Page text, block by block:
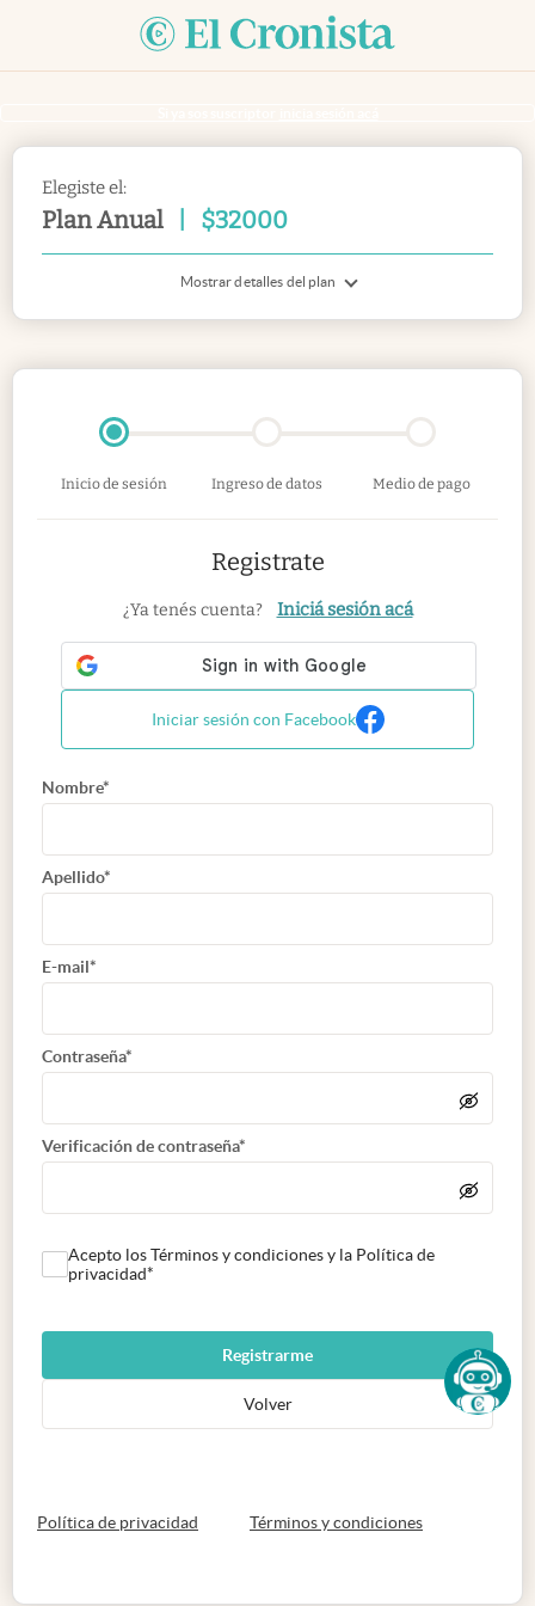
Elegiste el:
Plan Anual $32000
Mostrar detalles del plan
Inicio de sesión Ingreso de datos Medio de pago
Registrate
¿Ya tenés cuenta? Iniciá sesión acá
Iniciar sesión con Facebook
Nombre*
Apellido*
E-mail*
Contraseña*
Verificación de contraseña*
Acepto los Términos y condiciones y la Política de
privacidad*
Registrarme
Volver
Política de privacidad abre en nueva pestaña
Términos y condicionesabre en nueva